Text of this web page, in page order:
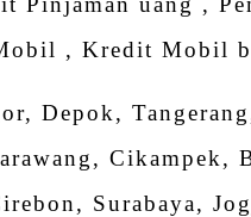
, Kredit Mobil
Depok,
Cikampek,
Surabaya,